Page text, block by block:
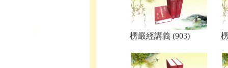
楞嚴經講義 (903)